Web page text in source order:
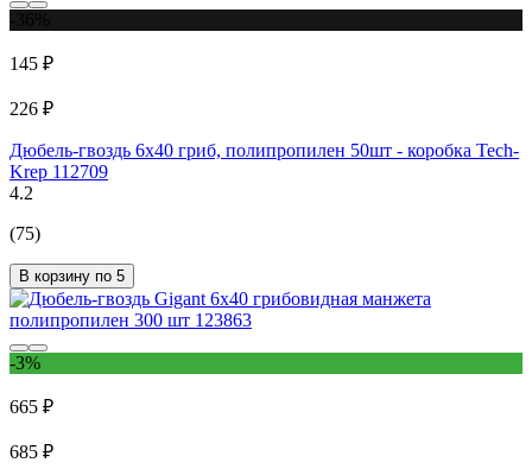
145 ₽
226 ₽
Дюбель-гвоздь 6х40 гриб, полипропилен 50шт - коробка Tech-
Krep 112709
4.2
(75)
В корзину по 5
-3%
665 ₽
685 ₽